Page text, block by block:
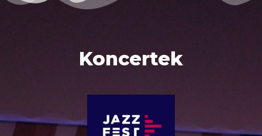
Koncertek